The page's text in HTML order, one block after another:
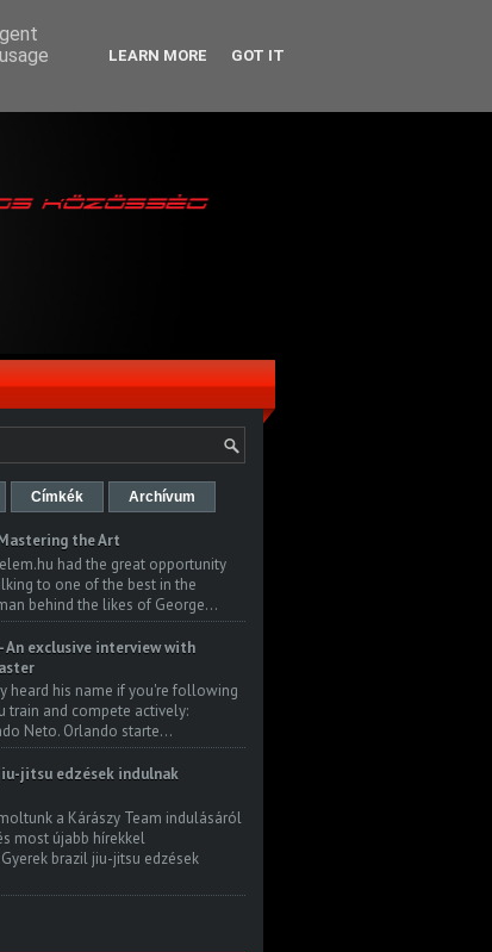
Címkék Archívum
the Art
had the great opportunity
to one of the best in the
behind the likes of George...
An exclusive interview with
heard his name if you're following
train and compete actively:
Neto. Orlando starte...
jitsu edzések indulnak
a Kárászy Team indulásáról
most újabb hírekkel
brazil jiu-jitsu edzések
LEARN MORE GOT IT